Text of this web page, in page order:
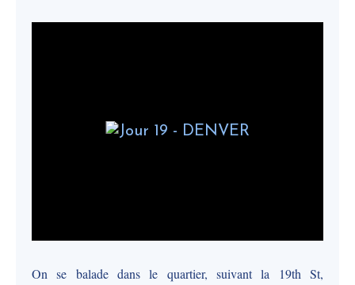
On se balade dans le quartier, suivant la 19th St,